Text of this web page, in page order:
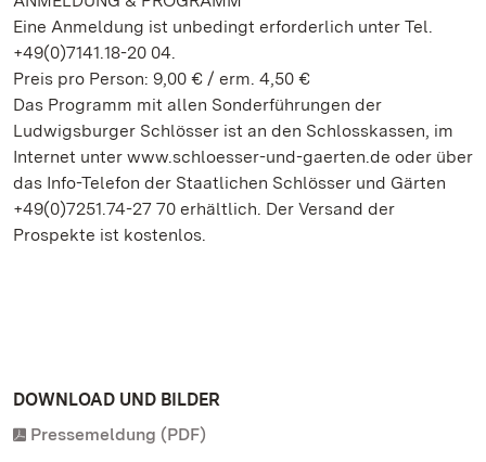
Eine Anmeldung ist unbedingt erforderlich unter Tel.
+49(0)7141.18-20 04.
Preis pro Person: 9,00 € / erm. 4,50 €
Das Programm mit allen Sonderführungen der
Ludwigsburger Schlösser ist an den Schlosskassen, im
Internet unter www.schloesser-und-gaerten.de oder über
das Info-Telefon der Staatlichen Schlösser und Gärten
+49(0)7251.74-27 70 erhältlich. Der Versand der
Prospekte ist kostenlos.
DOWNLOAD UND BILDER
Pressemeldung (PDF)